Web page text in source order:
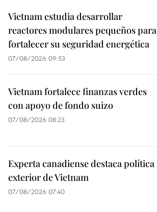
Vietnam estudia desarrollar
reactores modulares pequeños para
fortalecer su seguridad energética
07/08/2026 09:53
Vietnam fortalece finanzas verdes
con apoyo de fondo suizo
07/08/2026 08:23
Experta canadiense destaca política
exterior de Vietnam
07/08/2026 07:40